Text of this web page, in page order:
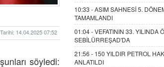
14.04.2025 07:52
söyledi:
10:33 -ASIM SAHNESİ 5.
TAMAMLANDI
01:04 -VEFATININ 33. YILINDA
SEBİLÜRREŞAD'DA
21:56 - 150 YILDIR PETROL
ANLATILDI